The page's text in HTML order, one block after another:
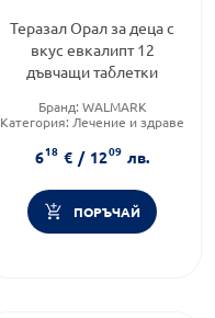
Теразал Орал за деца с
вкус евкалипт 12
дъвчащи таблетки
Бранд: WALMARK
Категория: Лечение и здраве
618 € / 1209 лв.
ПОРЪЧАЙ